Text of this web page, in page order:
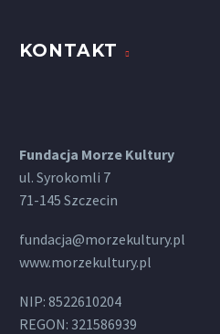
KONTAKT
Fundacja Morze Kultury
ul. Syrokomli 7
71-145 Szczecin
fundacja@morzekultury.pl
www.morzekultury.pl
NIP: 8522610204
REGON: 321586939